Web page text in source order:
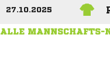
27.10.2025
ALLE MANNSCHAFTS-